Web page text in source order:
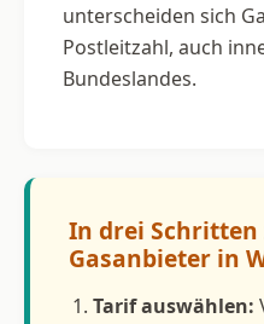
unterscheiden sich
Postleitzahl, auch
Bundeslandes.
In drei
Gasanbieter in
Tarif auswählen: